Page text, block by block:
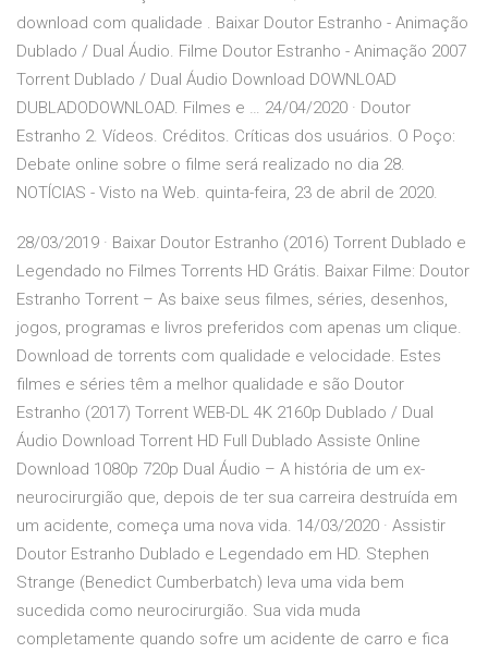
download com qualidade . Baixar Doutor Estranho - Animação
Dublado / Dual Áudio. Filme Doutor Estranho - Animação 2007
Torrent Dublado / Dual Áudio Download DOWNLOAD
DUBLADODOWNLOAD. Filmes e … 24/04/2020 · Doutor
Estranho 2. Vídeos. Créditos. Críticas dos usuários. O Poço:
Debate online sobre o filme será realizado no dia 28.
NOTÍCIAS - Visto na Web. quinta-feira, 23 de abril de 2020.
28/03/2019 · Baixar Doutor Estranho (2016) Torrent Dublado e
Legendado no Filmes Torrents HD Grátis. Baixar Filme: Doutor
Estranho Torrent – As baixe seus filmes, séries, desenhos,
jogos, programas e livros preferidos com apenas um clique.
Download de torrents com qualidade e velocidade. Estes
filmes e séries têm a melhor qualidade e são Doutor
Estranho (2017) Torrent WEB-DL 4K 2160p Dublado / Dual
Áudio Download Torrent HD Full Dublado Assiste Online
Download 1080p 720p Dual Áudio – A história de um ex-
neurocirurgião que, depois de ter sua carreira destruída em
um acidente, começa uma nova vida. 14/03/2020 · Assistir
Doutor Estranho Dublado e Legendado em HD. Stephen
Strange (Benedict Cumberbatch) leva uma vida bem
sucedida como neurocirurgião. Sua vida muda
completamente quando sofre um acidente de carro e fica